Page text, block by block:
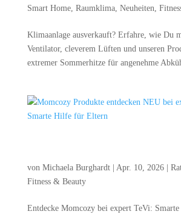
Smart Home, Raumklima, Neuheiten,
Kli­ma­an­la­ge aus­ver­kauft? Erfah­re, wie Du
Ven­ti­la­tor, cle­ve­rem Lüf­ten und unse­ren
extre­mer Som­mer­hit­ze für ange­neh­me
von Michaela Burghardt| Apr. 10, 2026|
Fitness & Beauty
Ent­de­cke Mom­co­zy bei expert TeVi: